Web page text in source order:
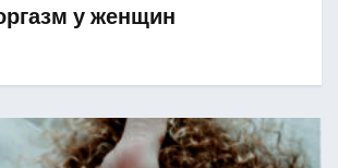
у женщин